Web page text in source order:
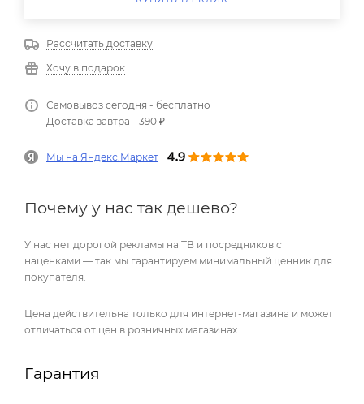
Рассчитать доставку
Хочу в подарок
Самовывоз сегодня - бесплатно
Доставка завтра - 390 ₽
Мы на Яндекс.Маркет
Почему у нас так дешево?
У нас нет дорогой рекламы на ТВ и посредников с
наценками — так мы гарантируем минимальный ценник для
покупателя.
Цена действительна только для интернет-магазина и может
отличаться от цен в розничных магазинах
Гарантия